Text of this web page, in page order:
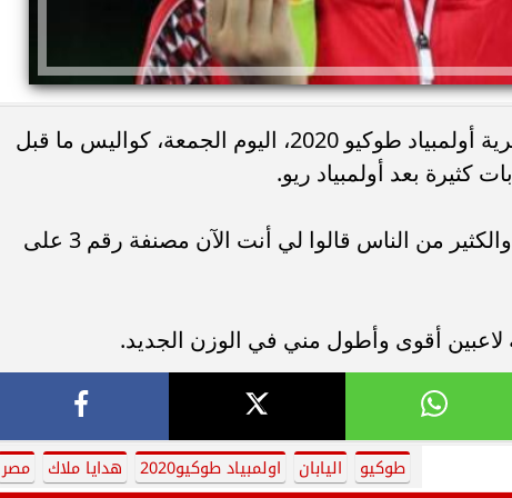
كشفت هداية ملاك بطلة التايكوندو المصرية أولمبياد طوكيو 2020، اليوم الجمعة، كواليس ما قبل
كثيرة بعد أولمبياد ريو.
وأضافت: كان من الصعب أن أفقد وزني والكثير من الناس قالوا لي أنت الآن مصنفة رقم 3 على
أقوى وأطول مني في الوزن الجديد.
طوكيو اليابان اولمبياد طوكيو2020 هدايا ملاك مصر